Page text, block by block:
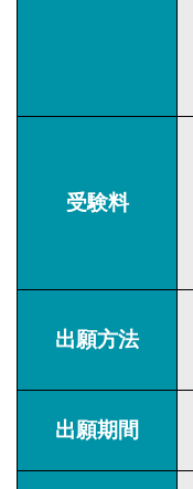
受験料
出願方法
出願期間